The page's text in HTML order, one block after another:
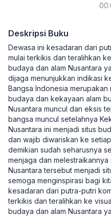
Deskripsi Buku
Dewasa ini kesadaran dari
mulai terkikis dan teralihkan
budaya dan alam Nusantara
dijaga menunjukkan indikasi
Bangsa Indonesia
budaya dan kekayaan alam
Nusantara muncul dan eksis
bangsa muncul setelahnya
Nusantara ini menjadi situs
dan wajib diwariskan ke
demikian sudah seharusnya
menjaga dan
Nusantara tersebut menjadi
semoga menginspirasi bagi
kesadaran dari putra-putri
terkikis dan teralihkan ke
budaya dan alam Nusantara